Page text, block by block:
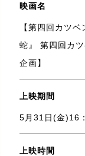
映画名
【第四回カツ
蛇』 第四回カ
企画】
上映期間
5月31日(金)16
上映時間